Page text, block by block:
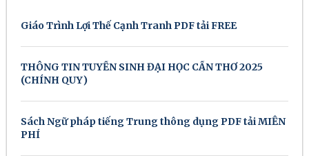
Giáo Trình Lợi Thế Cạnh Tranh PDF tải FREE
THÔNG TIN TUYỂN SINH ĐẠI HỌC CẦN THƠ 2025
(CHÍNH QUY)
Sách Ngữ pháp tiếng Trung thông dụng PDF tải MIỄN
PHÍ